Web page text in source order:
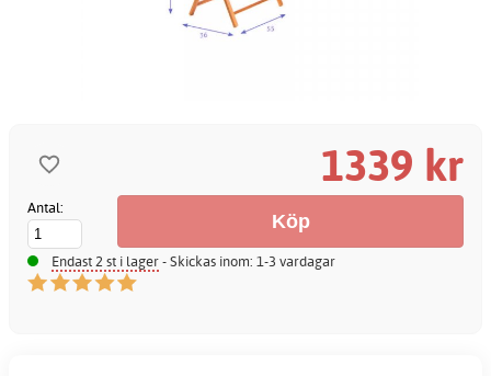
1339 kr
Antal:
Endast 2 st i lager- Skickas inom: 1-3 vardagar